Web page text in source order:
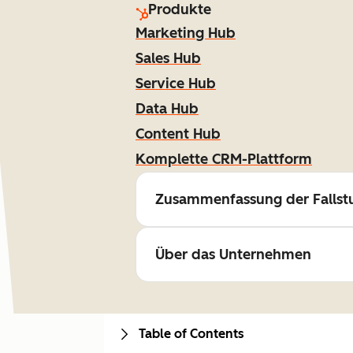
Produkte
Marketing Hub
Sales Hub
Service Hub
Data Hub
Content Hub
Komplette CRM-Plattform
Zusammenfassung der
Über das Unternehmen
Table of Contents